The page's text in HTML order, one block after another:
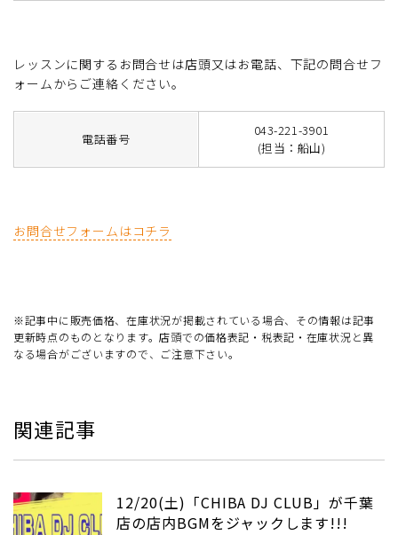
レッスンに関するお問合せは店頭又はお電話、下記の問合せフ
ォームからご連絡ください。
電話番号
043-221-3901
(担当：船山)
お問合せフォームはコチラ
※記事中に販売価格、在庫状況が掲載されている場合、その情報は記事
更新時点のものとなります。店頭での価格表記・税表記・在庫状況と異
なる場合がございますので、ご注意下さい。
関連記事
12/20(土)「CHIBA DJ CLUB」が千葉
店の店内BGMをジャックします!!!